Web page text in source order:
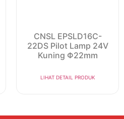
CNSL EPSLD16C-
22DS Pilot Lamp 24V
Kuning Φ22mm
LIHAT DETAIL PRODUK